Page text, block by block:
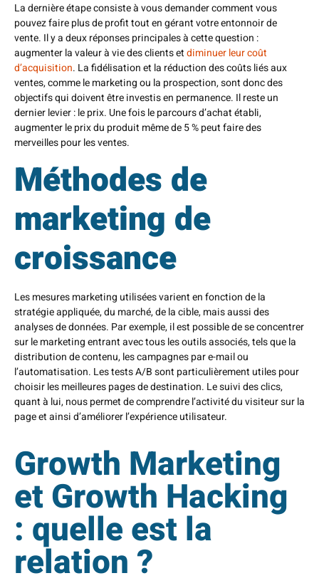
La dernière étape consiste à vous demander comment vous
pouvez faire plus de profit tout en gérant votre entonnoir de
vente. Il y a deux réponses principales à cette question :
augmenter la valeur à vie des clients etdiminuer leur coût
d’acquisition. La fidélisation et la réduction des coûts liés aux
ventes, comme le marketing ou la prospection, sont donc des
objectifs qui doivent être investis en permanence. Il reste un
dernier levier : le prix. Une fois le parcours d’achat établi,
augmenter le prix du produit même de 5 % peut faire des
merveilles pour les ventes.
Méthodes de
marketing de
croissance
Les mesures marketing utilisées varient en fonction de la
stratégie appliquée, du marché, de la cible, mais aussi des
analyses de données. Par exemple, il est possible de se concentrer
sur le marketing entrant avec tous les outils associés, tels que la
distribution de contenu, les campagnes par e-mail ou
l’automatisation. Les tests A/B sont particulièrement utiles pour
choisir les meilleures pages de destination. Le suivi des clics,
quant à lui, nous permet de comprendre l’activité du visiteur sur la
page et ainsi d’améliorer l’expérience utilisateur.
Growth Marketing
et Growth Hacking
: quelle est la
relation ?